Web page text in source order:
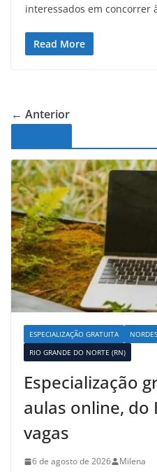
interessados em concorrer
Read More
← Anterior
ESPECIALIZAÇÃO GRATUITA
RIO GRANDE DO NORTE (RN)
Especialização
aulas online, do
vagas
6 de agosto de 2026 Milena